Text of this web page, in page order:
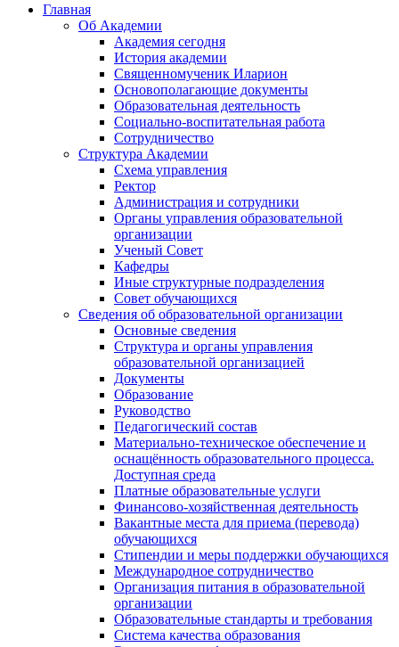
Главная
Об Академии
Академия сегодня
История академии
Священномученик Иларион
Основополагающие документы
Образовательная деятельность
Социально-воспитательная работа
Сотрудничество
Структура Академии
Схема управления
Ректор
Администрация и сотрудники
Органы управления образовательной
организации
Ученый Совет
Кафедры
Иные структурные подразделения
Совет обучающихся
Сведения об образовательной организации
Основные сведения
Структура и органы управления
образовательной организацией
Документы
Образование
Руководство
Педагогический состав
Материально-техническое обеспечение и
оснащённость образовательного процесса.
Доступная среда
Платные образовательные услуги
Финансово-хозяйственная деятельность
Вакантные места для приема (перевода)
обучающихся
Стипендии и меры поддержки обучающихся
Международное сотрудничество
Организация питания в образовательной
организации
Образовательные стандарты и требования
Система качества образования